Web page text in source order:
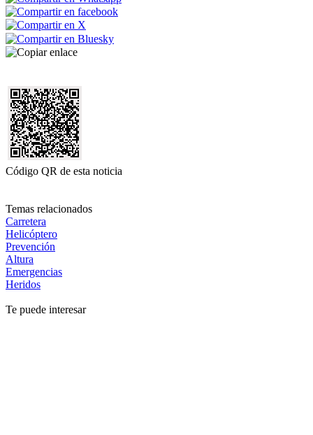
Código QR de esta noticia
Temas relacionados
Carretera
Helicóptero
Prevención
Altura
Emergencias
Heridos
Te puede interesar